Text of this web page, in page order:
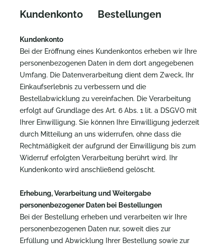
Kundenkonto Bestellungen
Kundenkonto
Bei der Eröffnung eines Kundenkontos erheben wir Ihre
personenbezogenen Daten in dem dort angegebenen
Umfang. Die Datenverarbeitung dient dem Zweck, Ihr
Einkaufserlebnis zu verbessern und die
Bestellabwicklung zu vereinfachen. Die Verarbeitung
erfolgt auf Grundlage des Art. 6 Abs. 1 lit. a DSGVO mit
Ihrer Einwilligung. Sie können Ihre Einwilligung jederzeit
durch Mitteilung an uns widerrufen, ohne dass die
Rechtmäßigkeit der aufgrund der Einwilligung bis zum
Widerruf erfolgten Verarbeitung berührt wird. Ihr
Kundenkonto wird anschließend gelöscht.
Erhebung, Verarbeitung und Weitergabe
personenbezogener Daten bei Bestellungen
Bei der Bestellung erheben und verarbeiten wir Ihre
personenbezogenen Daten nur, soweit dies zur
Erfüllung und Abwicklung Ihrer Bestellung sowie zur